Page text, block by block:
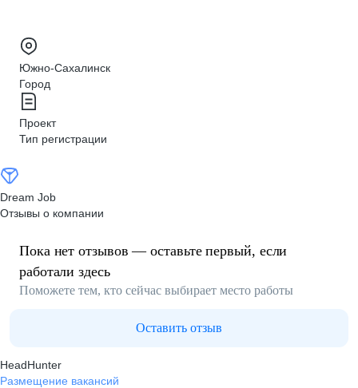
Южно-Сахалинск
Город
Проект
Тип регистрации
Dream Job
Отзывы о компании
Пока нет отзывов — оставьте первый, если
работали здесь
Поможете тем, кто сейчас выбирает место работы
Оставить отзыв
HeadHunter
Размещение вакансий